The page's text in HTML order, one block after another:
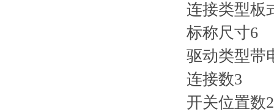
连接类型板
标称尺寸6
驱动类型带
连接数3
开关位置数2